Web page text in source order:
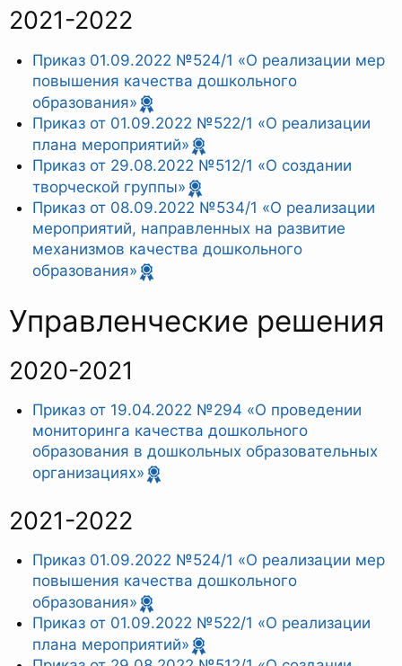
2021-2022
Приказ 01.09.2022 №524/1 «О реализации мер
повышения качества дошкольного
образования»
Приказ от 01.09.2022 №522/1 «О реализации
плана мероприятий»
Приказ от 29.08.2022 №512/1 «О создании
творческой группы»
Приказ от 08.09.2022 №534/1 «О реализации
мероприятий, направленных на развитие
механизмов качества дошкольного
образования»
Управленческие решения
2020-2021
Приказ от 19.04.2022 №294 «О проведении
мониторинга качества дошкольного
образования в дошкольных образовательных
организациях»
2021-2022
Приказ 01.09.2022 №524/1 «О реализации мер
повышения качества дошкольного
образования»
Приказ от 01.09.2022 №522/1 «О реализации
плана мероприятий»